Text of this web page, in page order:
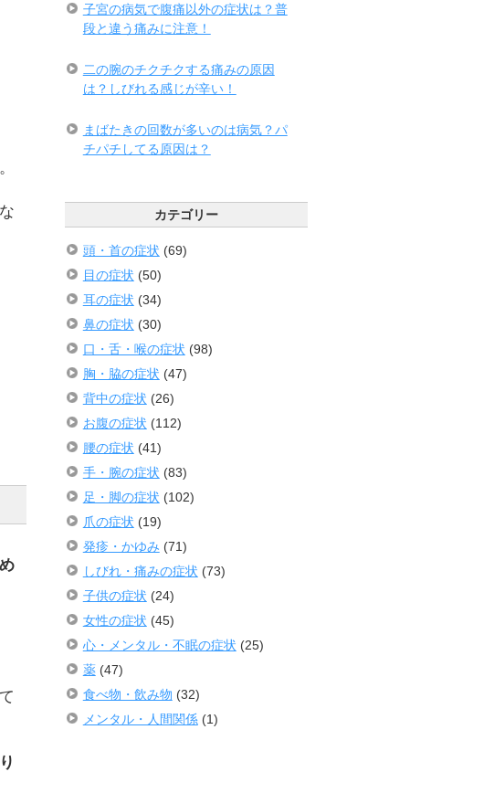
子宮の病気で腹痛以外の症状は？普
段と違う痛みに注意！
二の腕のチクチクする痛みの原因
は？しびれる感じが辛い！
まばたきの回数が多いのは病気？パ
チパチしてる原因は？
カテゴリー
頭・首の症状 (69)
目の症状 (50)
耳の症状 (34)
鼻の症状 (30)
口・舌・喉の症状 (98)
胸・脇の症状 (47)
背中の症状 (26)
お腹の症状 (112)
腰の症状 (41)
手・腕の症状 (83)
足・脚の症状 (102)
爪の症状 (19)
発疹・かゆみ (71)
しびれ・痛みの症状 (73)
子供の症状 (24)
女性の症状 (45)
心・メンタル・不眠の症状 (25)
薬(47)
食べ物・飲み物 (32)
メンタル・人間関係(1)